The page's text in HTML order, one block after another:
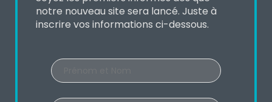
notre nouveau site sera lancé. Juste à
inscrire vos informations ci-dessous.